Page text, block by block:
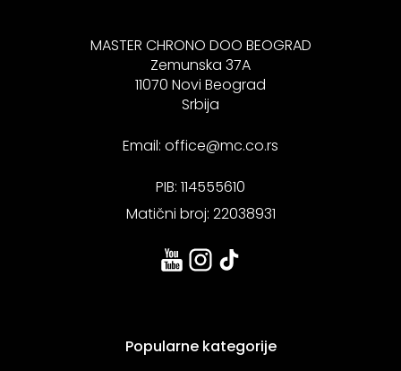
MASTER CHRONO DOO BEOGRAD
Zemunska 37A
11070 Novi Beograd
Srbija
Email: office@mc.co.rs
PIB: 114555610
Matični broj: 22038931
Popularne kategorije